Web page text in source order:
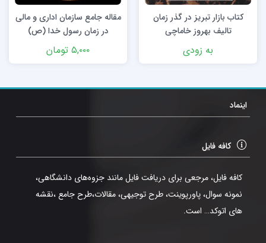
کتاب بازار تبریز در گذر زمان
تالیف بهروز خاماچی
به زودی
مقاله جامع سازمان اداری و مالی
در زمان رسول خدا (ص)
۵,۰۰۰ تومان
اینماد
کافه فایل
کافه فایل، مرجعی برای دریافت فایل مانند جزوه‌های دانشگاهی،
نمونه سوال، پاورپوینت، طرح توجیهی، مقالات،طرح جامع ،نقشه
های اتوکد… است.